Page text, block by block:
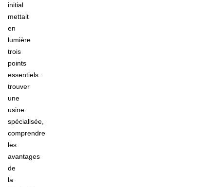
initial
mettait
en
lumière
trois
points
essentiels :
trouver
une
usine
spécialisée,
comprendre
les
avantages
de
la